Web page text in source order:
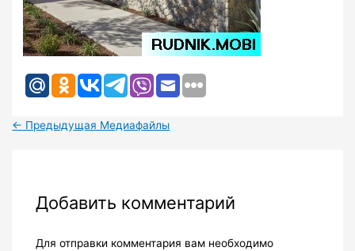
← Предыдущая Медиафайлы
Добавить комментарий
Для отправки комментария вам необходимо